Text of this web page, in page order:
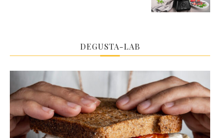
DEGUSTA-LAB